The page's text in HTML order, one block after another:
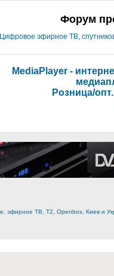
Форум
Цифровое эфирное ТВ,
MediaPlayer -
Розница/